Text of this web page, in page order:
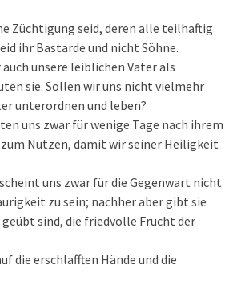
Züchtigung seid, deren alle teilhaftig
ihr Bastarde und nicht Söhne.
unsere leiblichen Väter als
sie. Sollen wir uns nicht vielmehr
unterordnen und leben?
uns zwar für wenige Tage nach ihrem
Nutzen, damit wir seiner Heiligkeit
uns zwar für die Gegenwart nicht
zu sein; nachher aber gibt sie
geübt sind, die friedvolle Frucht der
die erschlafften Hände und die